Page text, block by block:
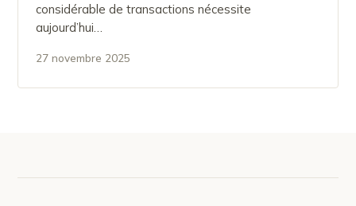
considérable de transactions nécessite
aujourd’hui…
27 novembre 2025